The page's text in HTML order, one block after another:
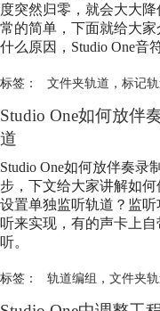
购买
度突然归零，就会大大
常的简单，下面就给大家
什么原因，Studio One音
标签： 文件夹轨道 ， 标记
Studio One如何放伴
道
Studio One如何放伴奏录
步，下文给大家讲解如
设置单独监听轨道？监听
听来实现，有的声卡上
听。
标签： 轨道编组 ， 文件夹